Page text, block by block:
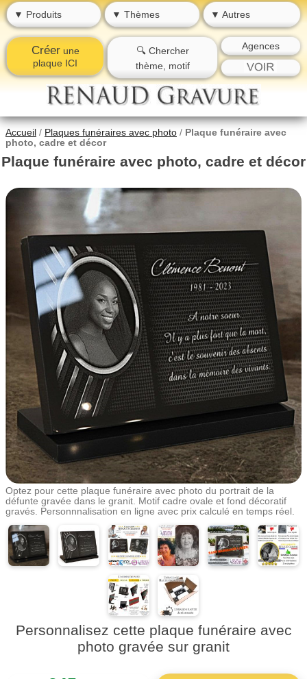
▼ Produits ▼ Thèmes ▼ Autres
Créerune
plaque ICI
🔍 Chercher
thème, motif
Agences
Accueil / Plaques funéraires avec photo / Plaque funéraire avec
photo, cadre et décor
Plaque funéraire avec photo, cadre et décor
Optez pour cette plaque funéraire avec photo du portrait de la
défunte gravée dans le granit. Motif cadre ovale et fond décoratif
gravés. Personnnalisation en ligne avec prix calculé en temps réel.
Personnalisez cette plaque funéraire avec
photo gravée sur granit